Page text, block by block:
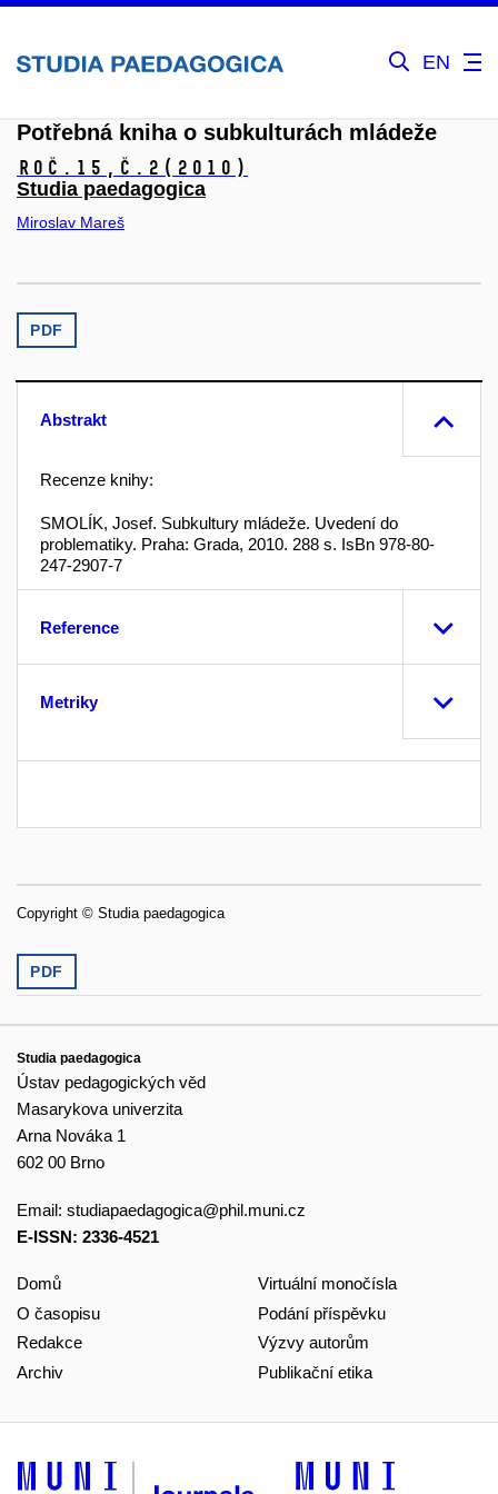
EN
Potřebná kniha o subkulturách mládeže
Roč.15, č.2 (2010)
Studia paedagogica
Miroslav Mareš
PDF
Abstrakt
Recenze knihy:
SMOLÍK, Josef. Subkultury mládeže. Uvedení do
problematiky. Praha: Grada, 2010. 288 s. IsBn 978-80-
247-2907-7
Reference
Metriky
Copyright © Studia paedagogica
PDF
Studia paedagogica
Ústav pedagogických věd
Masarykova univerzita
Arna Nováka 1
602 00 Brno
Email: studiapaedagogica@phil.muni.cz
E-ISSN: 2336-4521
Domů
O časopisu
Redakce
Archiv
Virtuální monočísla
Podání příspěvku
Výzvy autorům
Publikační etika